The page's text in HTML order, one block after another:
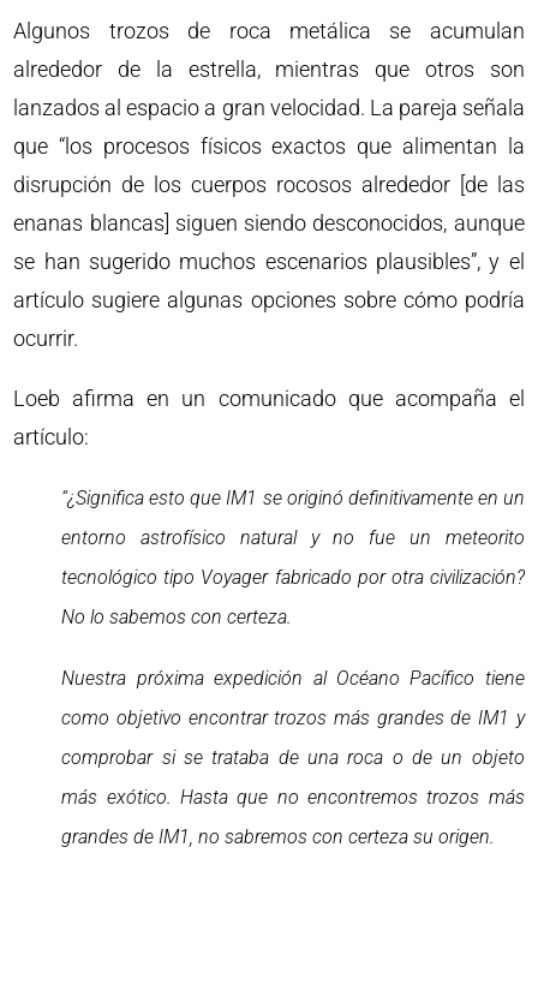
Algunos trozos de roca metálica se acumulan
alrededor de la estrella, mientras que otros son
lanzados al espacio a gran velocidad. La pareja señala
que “los procesos físicos exactos que alimentan la
disrupción de los cuerpos rocosos alrededor [de las
enanas blancas] siguen siendo desconocidos, aunque
se han sugerido muchos escenarios plausibles”, y el
artículo sugiere algunas opciones sobre cómo podría
ocurrir.
Loeb afirma en un comunicado que acompaña el
artículo:
“¿Significa esto que IM1 se originó definitivamente en un
entorno astrofísico natural y no fue un meteorito
tecnológico tipo Voyager fabricado por otra civilización?
No lo sabemos con certeza.
Nuestra próxima expedición al Océano Pacífico tiene
como objetivo encontrar trozos más grandes de IM1 y
comprobar si se trataba de una roca o de un objeto
más exótico. Hasta que no encontremos trozos más
grandes de IM1, no sabremos con certeza su origen.